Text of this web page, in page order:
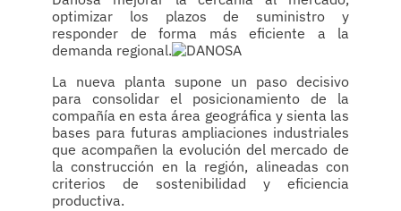
optimizar los plazos de suministro y
responder de forma más eficiente a la
demanda regional.
La nueva planta supone un paso decisivo
para consolidar el posicionamiento de la
compañía en esta área geográfica y sienta las
bases para futuras ampliaciones industriales
que acompañen la evolución del mercado de
la construcción en la región, alineadas con
criterios de sostenibilidad y eficiencia
productiva.